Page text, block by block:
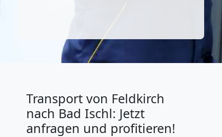
Transport von Feldkirch
nach Bad Ischl: Jetzt
anfragen und profitieren!